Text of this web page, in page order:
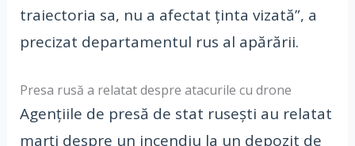
traiectoria sa, nu a afectat ținta vizată”, a
precizat departamentul rus al apărării.
Presa rusă a relatat despre atacurile cu drone
Agențiile de presă de stat rusești au relatat
marți despre un incendiu la un depozit de